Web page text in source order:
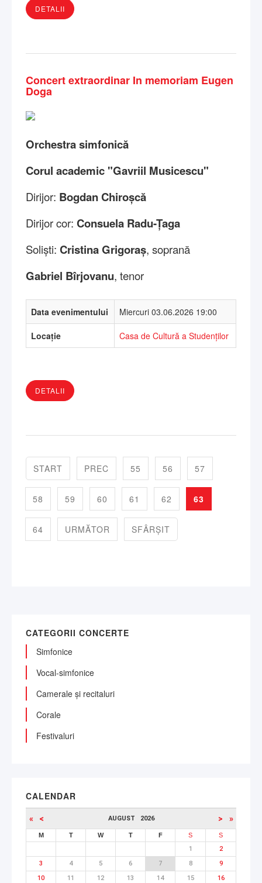
DETALII
Concert extraordinar In memoriam Eugen
Doga
Orchestra simfonică
Corul academic "Gavriil Musicescu"
Dirijor: Bogdan Chiroșcă
Dirijor cor: Consuela Radu-Țaga
Soliști: Cristina Grigoraș, soprană
Gabriel Bîrjovanu, tenor
Data evenimentului Miercuri 03.06.2026 19:00
Locație Casa de Cultură a Studenților
DETALII
START PREC 55 56 57
58 59 60 61 62 63
64 URMĂTOR SFÂRȘIT
CATEGORII CONCERTE
Simfonice
Vocal-simfonice
Camerale și recitaluri
Corale
Festivaluri
CALENDAR
« < AUGUST 2026 > »
M T W T F S S
1
2
3
4 5 6 7 8
9
10
11 12 13 14 15
16